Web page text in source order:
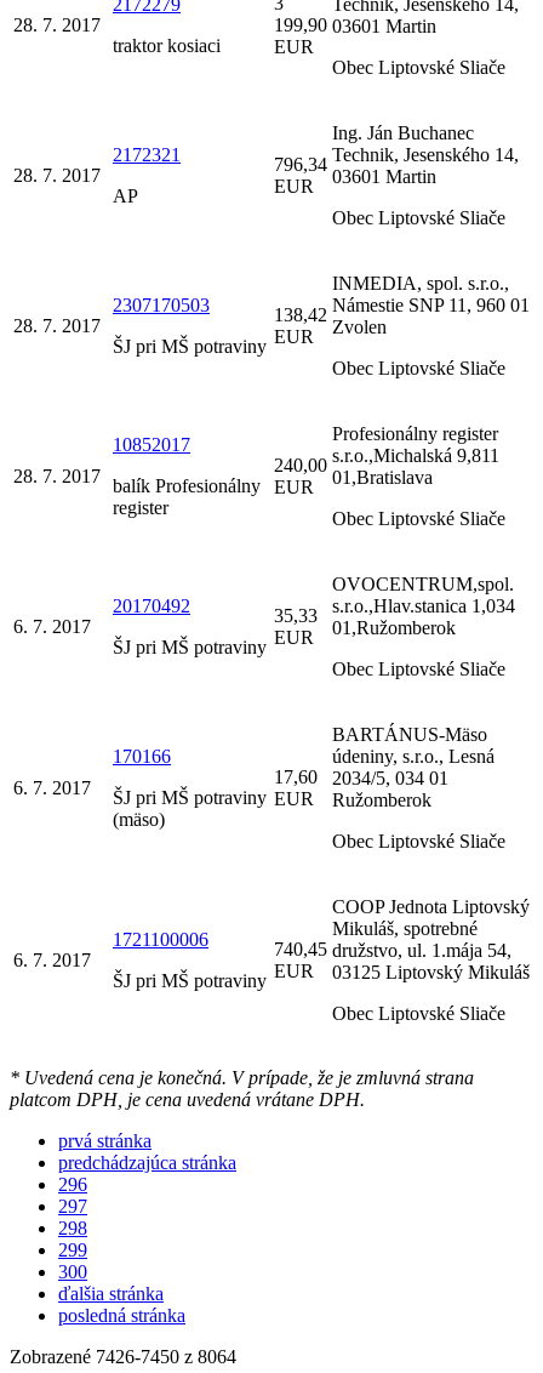
28. 7. 2017
traktor kosiaci
199,90
EUR
03601 Martin
Obec Liptovské Sliače
28. 7. 2017
2172321
AP
796,34
EUR
Ing. Ján Buchanec
Technik, Jesenského 14,
03601 Martin
Obec Liptovské Sliače
28. 7. 2017
2307170503
ŠJ pri MŠ potraviny
138,42
EUR
INMEDIA, spol. s.r.o.,
Námestie SNP 11, 960 01
Zvolen
Obec Liptovské Sliače
28. 7. 2017
10852017
balík Profesionálny
register
240,00
EUR
Profesionálny register
s.r.o.,Michalská 9,811
01,Bratislava
Obec Liptovské Sliače
6. 7. 2017
20170492
ŠJ pri MŠ potraviny
35,33
EUR
OVOCENTRUM,spol.
s.r.o.,Hlav.stanica 1,034
01,Ružomberok
Obec Liptovské Sliače
6. 7. 2017
170166
ŠJ pri MŠ potraviny
(mäso)
17,60
EUR
BARTÁNUS-Mäso
údeniny, s.r.o., Lesná
2034/5, 034 01
Ružomberok
Obec Liptovské Sliače
6. 7. 2017
1721100006
ŠJ pri MŠ potraviny
740,45
EUR
COOP Jednota Liptovský
Mikuláš, spotrebné
družstvo, ul. 1.mája 54,
03125 Liptovský Mikuláš
Obec Liptovské Sliače
* Uvedená cena je konečná. V prípade, že je zmluvná strana
platcom DPH, je cena uvedená vrátane DPH.
prvá stránka
predchádzajúca stránka
296
297
298
299
300
ďalšia stránka
posledná stránka
Zobrazené 7426-7450 z 8064